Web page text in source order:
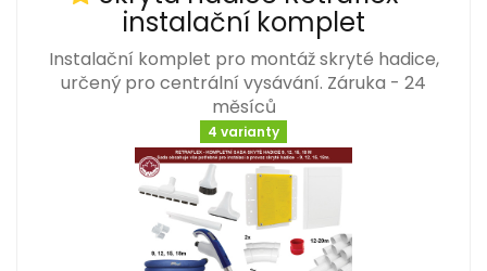
instalační komplet
Instalační komplet pro montáž skryté hadice,
určený pro centrální vysávání. Záruka - 24
měsíců
4 varianty